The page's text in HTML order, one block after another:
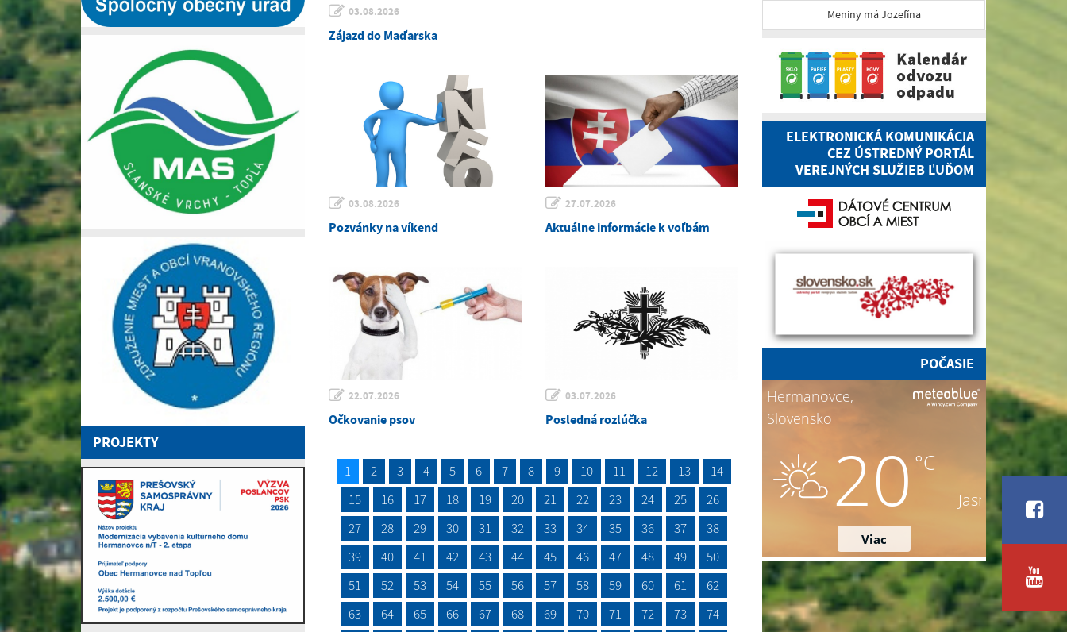
PROJEKTY
03.08.2026
Zájazd do Maďarska
03.08.2026
Pozvánky na víkend
27.07.2026
Aktuálne informácie k voľbám
22.07.2026
Očkovanie psov
03.07.2026
Posledná rozlúčka
1 2 3 4 5 6 7 8 9 10 11 12 13
14
15
16 17 18 19 20 21 22 23 24 25
26
27
28 29 30 31 32 33 34 35 36 37
38
39
40 41 42 43 44 45 46 47 48 49
50
51
52 53 54 55 56 57 58 59 60 61
62
63
64 65 66 67 68 69 70 71 72 73
74
Meniny má Jozefína
ELEKTRONICKÁ KOMUNIKÁCIA
CEZ ÚSTREDNÝ PORTÁL
VEREJNÝCH SLUŽIEB ĽUĎOM
POČASIE